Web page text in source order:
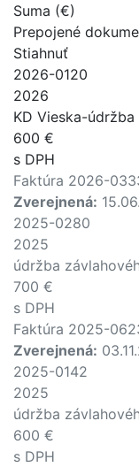
Suma (€)
Prepojené
Stiahnuť
2026-0120
2026
KD Vieska-
600 €
s DPH
Faktúra 2026-
Zverejnená:
2025-0280
2025
údržba
700 €
s DPH
Faktúra 2025-
Zverejnená:
2025-0142
2025
údržba
600 €
s DPH